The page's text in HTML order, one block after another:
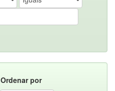
Ordenar por